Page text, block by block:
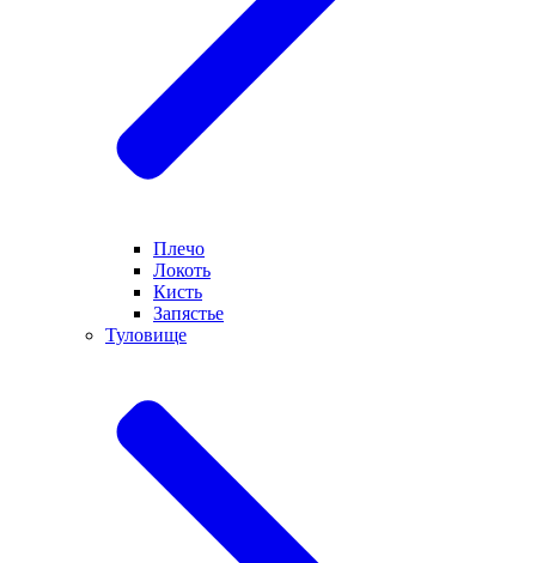
Плечо
Локоть
Кисть
Запястье
Туловище